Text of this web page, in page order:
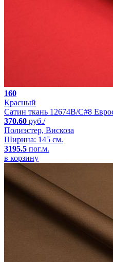
160
Красный
Сатин ткань 12674B/C#8
370.60 руб./
Полиэстер, Вискоза
Ширина: 145 см.
3195.5 пог.м.
в корзину